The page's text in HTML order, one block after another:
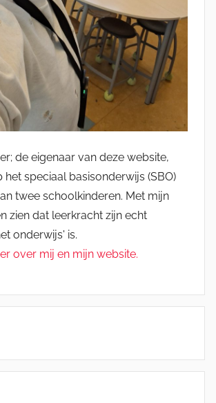
de eigenaar van deze website,
het speciaal basisonderwijs (SBO)
twee schoolkinderen. Met mijn
zien dat leerkracht zijn echt
onderwijs' is.
over mij en mijn website.